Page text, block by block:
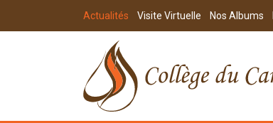
Actualités Visite Virtuelle Nos Albums